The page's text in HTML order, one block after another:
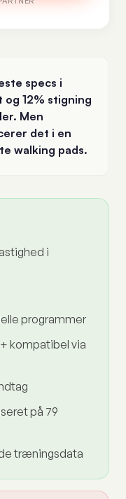
specs i
12% stigning
Men
det i en
walking pads.
i
programmer
kompatibel via
på 79
træningsdata